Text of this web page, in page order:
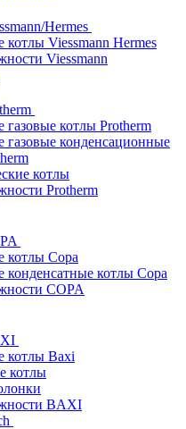
Hermes
котлы Viessmann Hermes
Viessmann
газовые котлы Protherm
газовые конденсационные
котлы
Protherm
котлы Copa
конденсатные котлы Copa
COPA
котлы Baxi
котлы
BAXI